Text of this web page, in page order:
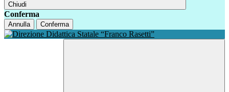
Chiudi
Conferma
Annulla Conferma